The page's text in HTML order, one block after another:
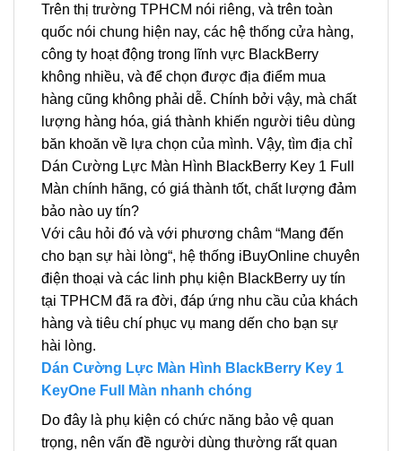
Trên thị trường TPHCM nói riêng, và trên toàn
quốc nói chung hiện nay, các hệ thống cửa hàng,
công ty hoạt động trong lĩnh vực BlackBerry
không nhiều, và để chọn được địa điểm mua
hàng cũng không phải dễ. Chính bởi vậy, mà chất
lượng hàng hóa, giá thành khiến người tiêu dùng
băn khoăn về lựa chọn của mình. Vậy, tìm địa chỉ
Dán Cường Lực Màn Hình BlackBerry Key 1 Full
Màn chính hãng, có giá thành tốt, chất lượng đảm
bảo nào uy tín?
Với câu hỏi đó và với phương châm “Mang đến
cho bạn sự hài lòng“, hệ thống iBuyOnline chuyên
điện thoại và các linh phụ kiện BlackBerry uy tín
tại TPHCM đã ra đời, đáp ứng nhu cầu của khách
hàng và tiêu chí phục vụ mang dến cho bạn sự
hài lòng.
Dán Cường Lực Màn Hình BlackBerry Key 1
KeyOne Full Màn nhanh chóng
Do đây là phụ kiện có chức năng bảo vệ quan
trọng, nên vấn đề người dùng thường rất quan